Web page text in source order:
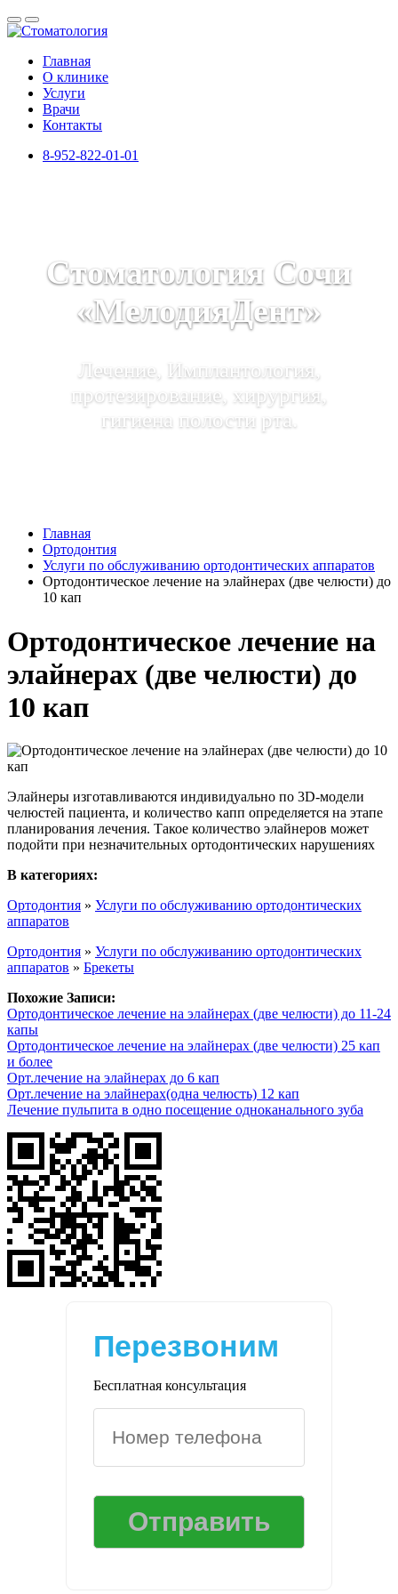
Главная
О клинике
Услуги
Врачи
Контакты
8-952-822-01-01
Стоматология Сочи
«МелодияДент»
Лечение, Имплантология,
протезирование, хирургия,
гигиена полости рта.
Главная
Ортодонтия
Услуги по обслуживанию ортодонтических аппаратов
Ортодонтическое лечение на элайнерах (две челюсти) до
10 кап
Ортодонтическое лечение на
элайнерах (две челюсти) до
10 кап
Элайнеры изготавливаются индивидуально по 3D-модели
челюстей пациента, и количество капп определяется на этапе
планирования лечения. Такое количество элайнеров может
подойти при незначительных ортодонтических нарушениях
В категориях:
Ортодонтия » Услуги по обслуживанию ортодонтических
аппаратов
Ортодонтия » Услуги по обслуживанию ортодонтических
аппаратов » Брекеты
Похожие Записи:
Ортодонтическое лечение на элайнерах (две челюсти) до 11-24
капы
Ортодонтическое лечение на элайнерах (две челюсти) 25 кап
и более
Орт.лечение на элайнерах до 6 кап
Орт.лечение на элайнерах(одна челюсть) 12 кап
Лечение пульпита в одно посещение одноканального зуба
Перезвоним
Бесплатная консультация